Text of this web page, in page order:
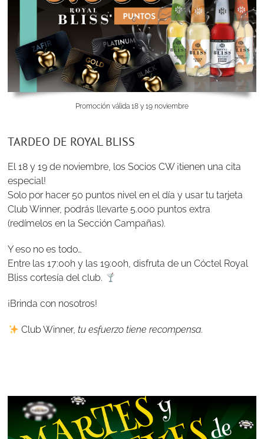
Promoción válida 18 y 19 noviembre
TARDEO DE ROYAL BLISS
El 18 y 19 de noviembre, los Socios CW ¡tienen una cita
especial!
Solo por hacer 50 puntos nivel en el día y usar tu tarjeta
Club Winner, podrás llevarte 5.000 puntos extra
(redímelos en la Sección Campañas).
Y eso no es todo…
Entre las 17:00h y las 19:00h, disfruta de un Cóctel Royal
Bliss cortesía del club.
¡Brinda con nosotros!
Club Winner, tu esfuerzo tiene recompensa.